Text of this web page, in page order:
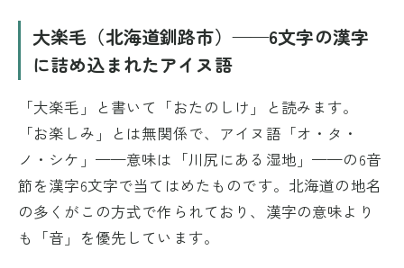
大楽毛（北海道釧路市）——6文字の漢字
に詰め込まれたアイヌ語
「大楽毛」と書いて「おたのしけ」と読みます。
「お楽しみ」とは無関係で、アイヌ語「オ・タ・
ノ・シケ」——意味は「川尻にある湿地」——の6音
節を漢字6文字で当てはめたものです。北海道の地名
の多くがこの方式で作られており、漢字の意味より
も「音」を優先しています。